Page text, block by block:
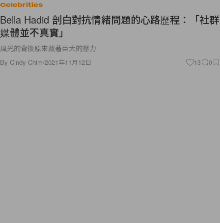
Celebrities
Bella Hadid 剖白對抗情緒問題的心路歷程：「社群
媒體並不真實」
風光的背後原來藏著巨大的壓力
By Cindy Chim/2021年11月12日 13 0